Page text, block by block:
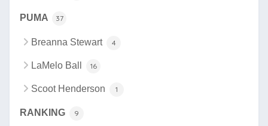
PUMA 37
Breanna Stewart 4
LaMelo Ball 16
Scoot Henderson 1
RANKING 9